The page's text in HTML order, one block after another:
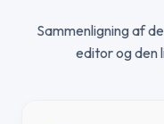
Sammenligning af
editor og den